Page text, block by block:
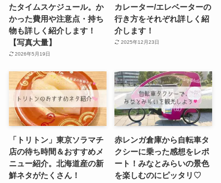
たタイムスケジュール。か
かった費用や注意点・持ち
物も詳しく紹介します！
【写真大量】
2026年5月19日
カレーター/エレベーターの
行き方をそれぞれ詳しく紹
介します！
2025年12月23日
「トリトン」東京ソラマチ
店の待ち時間＆おすすめメ
ニュー紹介。北海道産の新
鮮ネタがたくさん！
赤レンガ倉庫から自転車タ
クシーに乗った感想をレポ
ート！みなとみらいの景色
を楽しむのにピッタリ♡